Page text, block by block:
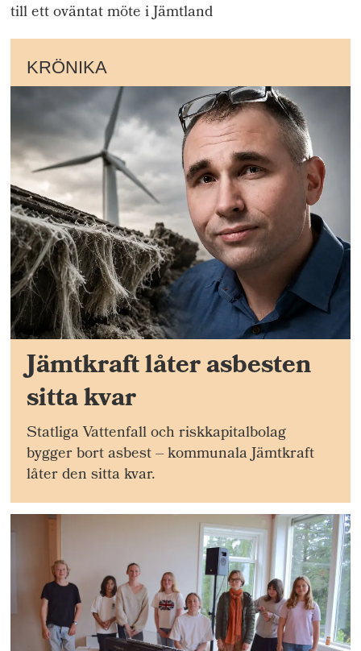
till ett oväntat möte i Jämtland
KRÖNIKA
Jämtkraft låter asbesten
sitta kvar
Statliga Vattenfall och riskkapitalbolag
bygger bort asbest – kommunala Jämtkraft
låter den sitta kvar.